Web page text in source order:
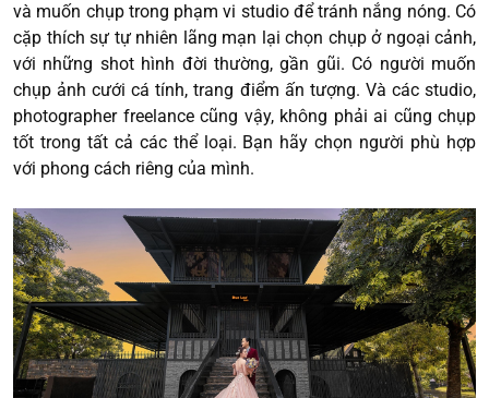
và muốn chụp trong phạm vi studio để tránh nắng nóng. Có
cặp thích sự tự nhiên lãng mạn lại chọn chụp ở ngoại cảnh,
với những shot hình đời thường, gần gũi. Có người muốn
chụp ảnh cưới cá tính, trang điểm ấn tượng. Và các studio,
photographer freelance cũng vậy, không phải ai cũng chụp
tốt trong tất cả các thể loại. Bạn hãy chọn người phù hợp
với phong cách riêng của mình.